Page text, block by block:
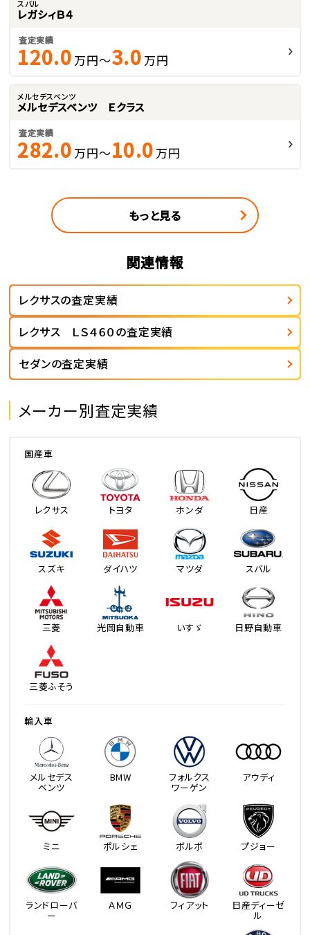
スバル
レガシィＢ４
査定実績
120.0 万円～3.0 万円
メルセデスベンツ
メルセデスベンツ Ｅクラス
査定実績
282.0 万円～10.0 万円
もっと見る
関連情報
レクサスの査定実績
レクサス ＬＳ４６０の査定実績
セダンの査定実績
メーカー別査定実績
国産車
レクサス トヨタ ホンダ 日産
スズキ ダイハツ マツダ スバル
三菱 光岡自動車 いすゞ 日野自動車
三菱ふそう
輸入車
メルセデス
ベンツ
BMW フォルクス
ワーゲン
アウディ
ミニ ポルシェ ボルボ プジョー
ランドローバ
ー
ＡＭＧ フィアット 日産ディーゼ
ル